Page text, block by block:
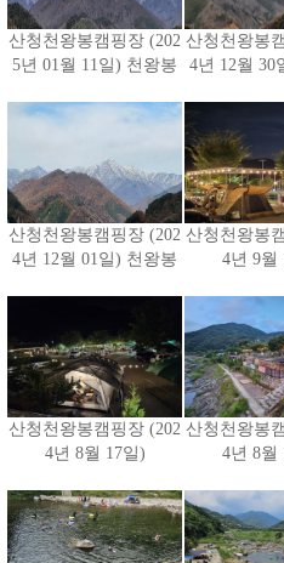
산청천왕봉캠핑장 (202
5년 01월 11일) 천왕봉
산청천왕봉
4년 12월 30
산청천왕봉캠핑장 (202
4년 12월 01일) 천왕봉
산청천왕봉
4년 9월
산청천왕봉캠핑장 (202
4년 8월 17일)
산청천왕봉
4년 8월